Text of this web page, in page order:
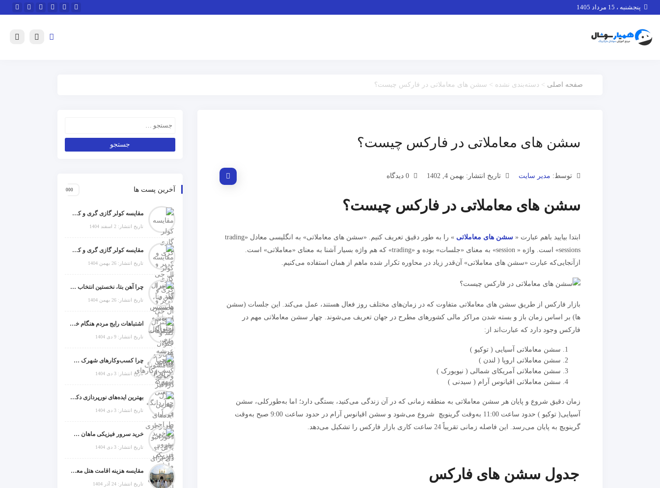
پنجشنبه ، 15 مرداد 1405
صفحه اصلی > دسته‌بندی نشده > سشن های معاملاتی در فارکس چیست؟
سشن های معاملاتی در فارکس چیست؟
توسط: مدیر سایت تاریخ انتشار: بهمن 4, 1402
سشن های معاملاتی در فارکس چیست؟
ابتدا بیایید باهم عبارت « سشن های معاملاتی
» را به طور دقیق تعریف کنیم. «سشن های معاملاتی» به انگلیسی معادل «trading
sessions» است. واژه « session» به معنای «جلسات» بوده و «trading» که هم واژه بسیار آشنا به معنای «معاملاتی» است.
ازآنجایی‌که عبارت «سشن های معاملاتی» آن‌قدر زیاد در محاوره تکرار شده ماهم از همان استفاده می‌کنیم.
بازار فارکس از طریق سشن های معاملاتی متفاوت که در زمان‌های مختلف روز فعال هستند، عمل می‌کند. این جلسات (سشن
ها) بر اساس زمان باز و بسته شدن مراکز مالی کشورهای مطرح در جهان تعریف می‌شوند. چهار سشن معاملاتی مهم در
فارکس وجود دارد که عبارت‌اند از:
سشن معاملاتی آسیایی ( توکیو )
سشن معاملاتی اروپا ( لندن )
سشن معاملاتی آمریکای شمالی ( نیویورک )
سشن معاملاتی اقیانوس آرام ( سیدنی )
زمان دقیق شروع و پایان هر سشن معاملاتی به منطقه زمانی که در آن زندگی می‌کنید، بستگی دارد؛ اما به‌طورکلی، سشن
آسیایی( توکیو ) حدود ساعت 11:00 به‌وقت گرینویچ شروع می‌شود و سشن اقیانوس آرام در حدود ساعت 9:00 صبح به‌وقت
گرینویچ به پایان می‌رسد. این فاصله زمانی تقریباً 24 ساعت کاری بازار فارکس را تشکیل می‌دهد.
جدول سشن های فارکس
آخرین پست ها
مقایسه کولر گازی گری و کریر و ال جی و جنرال گلد و هایسنس و مدیا و اجنرال
تاریخ انتشار: 2 اسفند 1404
مقایسه کولر گازی گری و کریر و ال جی و جنرال گلد و جنرال شکار و سامسونگ و یونیوا
تاریخ انتشار: 26 بهمن 1404
چرا آهن بتا، نخستین انتخاب برای گل میخ عرشه فولادی در ایران است؟
تاریخ انتشار: 26 بهمن 1404
اشتباهات رایج مردم هنگام خرید دزدگیر منزل
تاریخ انتشار: 9 دی 1404
چرا کسب‌وکارهای شهرک صنعتی چهاردانگه فوراً به طراحی سایت نیاز دارند؟
تاریخ انتشار: 3 دی 1404
بهترین ایده‌های نورپردازی دکوراتیو با ال ای دی برای منزل، فروشگاه و دفتر کار
تاریخ انتشار: 3 دی 1404
خرید سرور فیزیکی ماهان شبکه ایرانیان
تاریخ انتشار: 3 دی 1404
مقایسه هزینه اقامت هتل معمولی، میان‌رده یا 5 ستاره در سفر زیارتی عراق
تاریخ انتشار: 24 آذر 1404